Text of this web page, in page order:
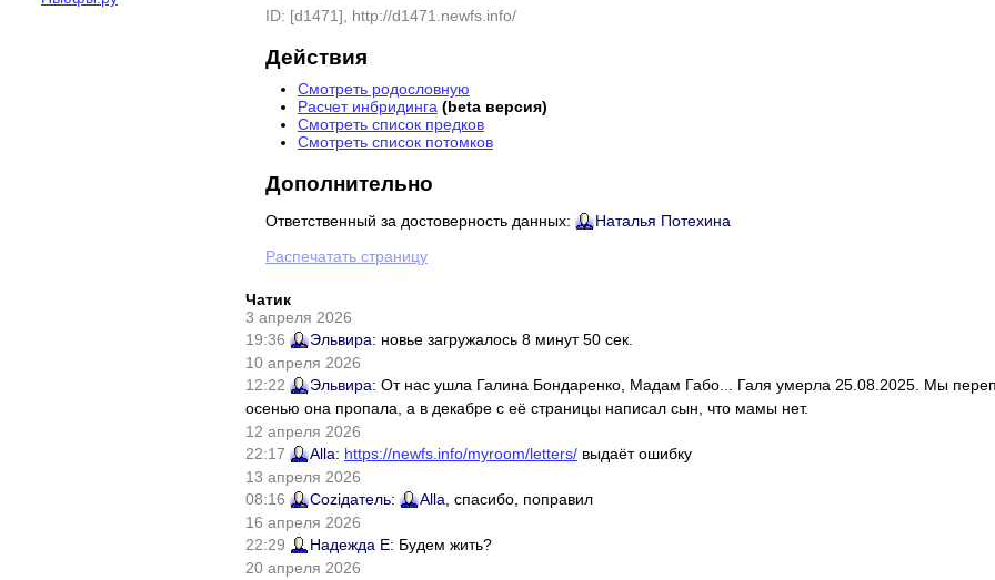
ID: [d1471], http://d1471.newfs.info/
Действия
Смотреть родословную
Расчет инбридинга (beta версия)
Смотреть список предков
Смотреть список потомков
Дополнительно
Ответственный за достоверность данных: Наталья Потехина
Распечатать страницу
Чатик
3 апреля 2026
19:36
Эльвира: новье загружалось 8 минут 50 сек.
10 апреля 2026
12:22
Эльвира: От нас ушла Галина Бондаренко, Мадам Габо... Галя умерла 25.08.2025. Мы
осенью она пропала, а в декабре с её страницы написал сын, что мамы нет.
12 апреля 2026
22:17
Alla: https://newfs.info/myroom/letters/ выдаёт ошибку
13 апреля 2026
08:16
Соziдатель: Alla , спасибо, поправил
16 апреля 2026
22:29
Надежда Е: Будем жить?
20 апреля 2026